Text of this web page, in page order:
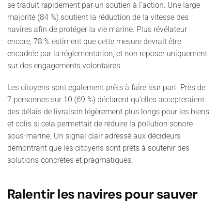
se traduit rapidement par un soutien à l’action. Une large
majorité (84 %) soutient la réduction de la vitesse des
navires afin de protéger la vie marine. Plus révélateur
encore, 78 % estiment que cette mesure devrait être
encadrée par la réglementation, et non reposer uniquement
sur des engagements volontaires.
Les citoyens sont également prêts à faire leur part. Près de
7 personnes sur 10 (69 %) déclarent qu’elles accepteraient
des délais de livraison légèrement plus longs pour les biens
et colis si cela permettait de réduire la pollution sonore
sous-marine. Un signal clair adressé aux décideurs
démontrant que les citoyens sont prêts à soutenir des
solutions concrètes et pragmatiques.
Ralentir les navires pour sauver